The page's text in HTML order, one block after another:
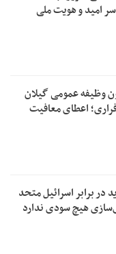
امید و هویت ملی
وظیفه عمومی گیلان
اعطای معافیت
در برابر اسرائیل متحد
هیچ سودی ندارد